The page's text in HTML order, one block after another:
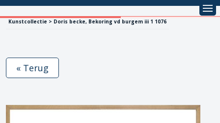
Kunstcollectie > Doris becke, Bekoring vd burgem iii 1 1076
« Terug